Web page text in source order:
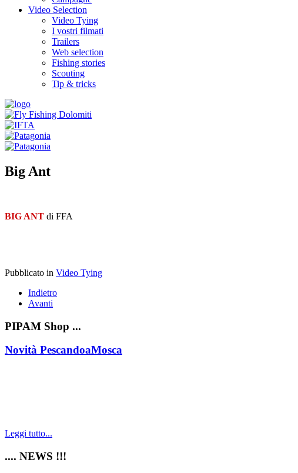
Video Selection
Video Tying
I vostri filmati
Trailers
Web selection
Fishing stories
Scouting
Tip & tricks
Big Ant
BIG ANT di FFA
Pubblicato in Video Tying
Indietro
Avanti
PIPAM Shop ...
Novità PescandoaMosca
Leggi tutto...
.... NEWS !!!